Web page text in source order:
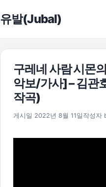
유발(Jubal)
구레네 사람 시몬
악보/가사] – 김관
작곡)
게시일 2022년 8월 11일 2025년
작성자